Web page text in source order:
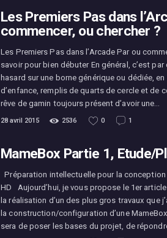
Les Premiers Pas dans
commencer, ou chercher ?
Les Premiers Pas dans l’Arcade Par ou
savoir pour bien débuter En général, c’est
hasard sur une borne générique ou dédiée,
d’enfance, remplis de quarts de cercle et de
rêve de gamin toujours présent d’avoir une…
28 avril 2015 2536 0 1
MameBox Partie 1, Etude/
Préparation intellectuelle pour la conception
HD Aujourd’hui, je vous propose le 1er
la réalisation d’un des plus gros travaux que
la construction/configuration d’une
sera de poser les bases du projet, de